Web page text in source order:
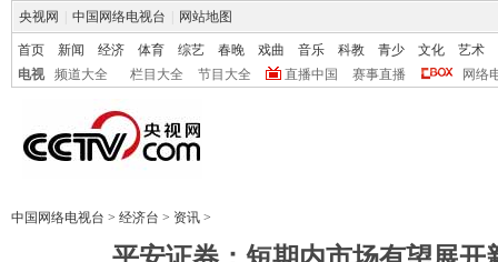
央视网 中国网络电视台 网站地图
首页 新闻 经济 体育 综艺 春晚 戏曲 音乐 科教 青少 文化
艺术
电视
频道大全 栏目大全 节目大全 直播中国 赛事直播 网络
中国网络电视台 > 经济台 > 资讯 >